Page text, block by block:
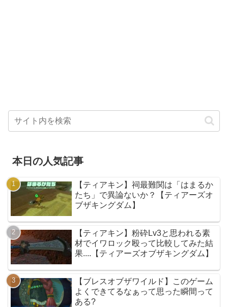
本日の人気記事
【ティアキン】祠最難関は「はまるか
たち」で異論ないか？【ティアーズオ
ブザキングダム】
【ティアキン】粉砕Lv3と思われる素
材でイワロック殴って比較してみた結
果....【ティアーズオブザキングダム】
【ブレスオブザワイルド】このゲーム
よくできてるなぁって思った瞬間って
ある?